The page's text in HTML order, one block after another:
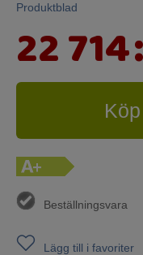
Produktblad
22 714
Köp
Beställningsvara
Lägg till i favoriter